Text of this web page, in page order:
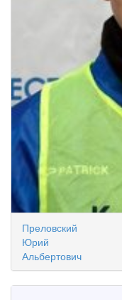
Преловский
Юрий
Альбертович